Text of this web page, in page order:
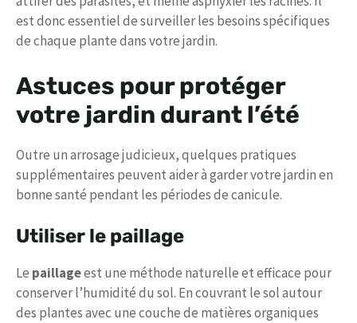
est donc essentiel de surveiller les besoins spécifiques
de chaque plante dans votre jardin.
Astuces pour protéger
votre jardin durant l’été
Outre un arrosage judicieux, quelques pratiques
supplémentaires peuvent aider à garder votre jardin en
bonne santé pendant les périodes de canicule.
Utiliser le paillage
Le paillageest une méthode naturelle et efficace pour
conserver l’humidité du sol. En couvrant le sol autour
des plantes avec une couche de matières organiques